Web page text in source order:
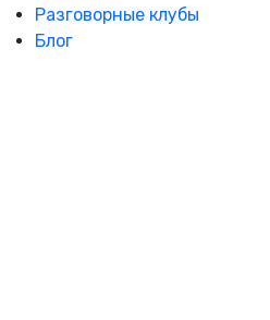
Разговорные клубы
Блог